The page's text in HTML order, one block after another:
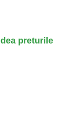
preturile